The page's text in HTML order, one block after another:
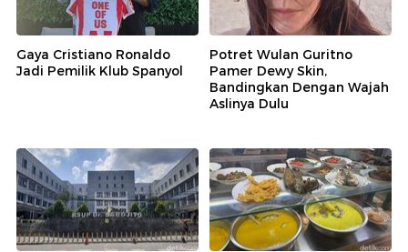
Gaya Cristiano Ronaldo
Jadi Pemilik Klub Spanyol
Potret Wulan Guritno
Pamer Dewy Skin,
Bandingkan Dengan Wajah
Aslinya Dulu